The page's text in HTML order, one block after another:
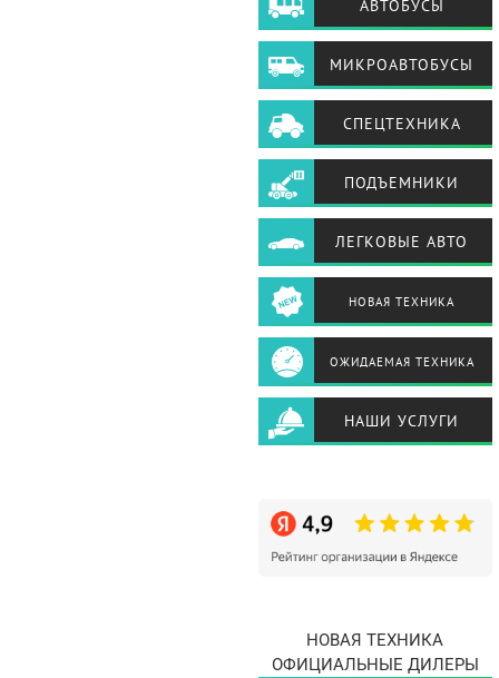
АВТОБУСЫ
МИКРОАВТОБУСЫ
СПЕЦТЕХНИКА
ПОДЪЕМНИКИ
ЛЕГКОВЫЕ АВТО
НОВАЯ ТЕХНИКА
ОЖИДАЕМАЯ ТЕХНИКА
НАШИ УСЛУГИ
НОВАЯ ТЕХНИКА
ОФИЦИАЛЬНЫЕ ДИЛЕРЫ